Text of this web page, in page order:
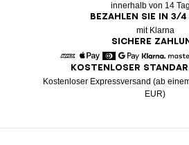
innerhalb von 14
BEZAHLEN SIE IN 3/4
mit Klarna
SICHERE
American Express
Apple Pay
DinersGoogle Pay
Klarna
KOSTENLOSER
Kostenloser Expressversand (ab
EUR)